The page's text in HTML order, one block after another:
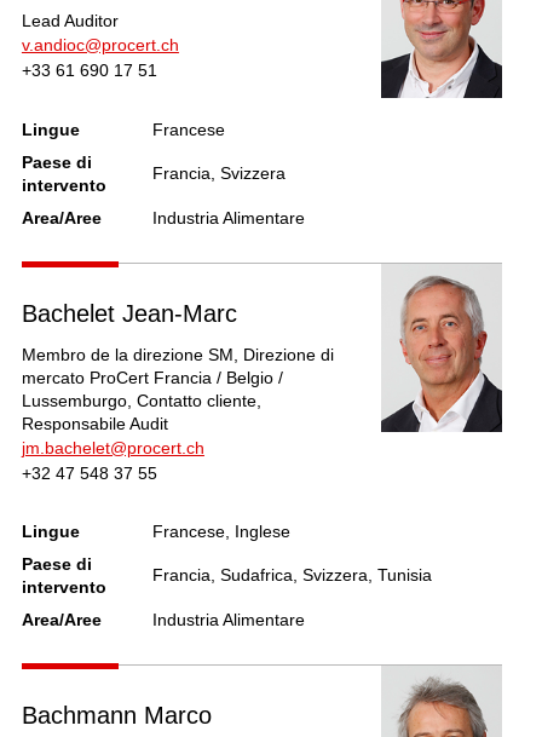
Lead Auditor
v.andioc@procert.ch
+33 61 690 17 51
Lingue
Francese
Paese di
intervento
Francia, Svizzera
Area/Aree Industria Alimentare
Bachelet Jean-Marc
Membro de la direzione SM, Direzione di
mercato ProCert Francia / Belgio /
Lussemburgo, Contatto cliente,
Responsabile Audit
jm.bachelet@procert.ch
+32 47 548 37 55
Lingue
Francese, Inglese
Paese di
intervento
Francia, Sudafrica, Svizzera, Tunisia
Area/Aree Industria Alimentare
Bachmann Marco